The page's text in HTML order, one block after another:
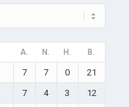
A. N. H. B.
7 7 0
21
7 4 3
12